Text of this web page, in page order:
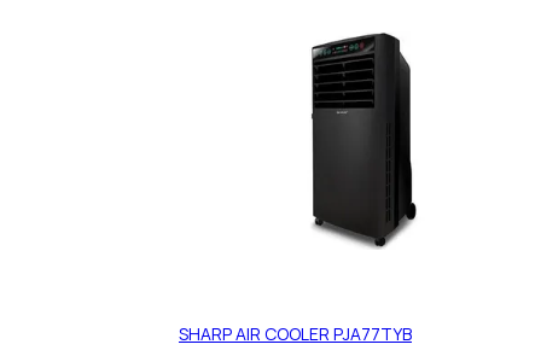
SHARP AIR COOLER PJA77TYB